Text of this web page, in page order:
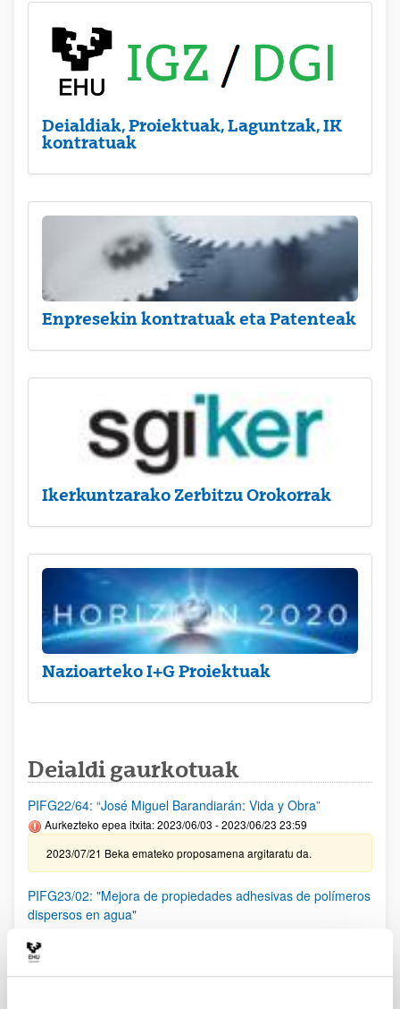
Deialdiak, Proiektuak, Laguntzak, IK
kontratuak
Enpresekin kontratuak eta Patenteak
Ikerkuntzarako Zerbitzu Orokorrak
Nazioarteko I+G Proiektuak
Deialdi gaurkotuak
PIFG22/64: “José Miguel Barandiarán: Vida y Obra”
Aurkezteko epea itxita: 2023/06/03 - 2023/06/23 23:59
2023/07/21 Beka emateko proposamena argitaratu da.
PIFG23/02: "Mejora de propiedades adhesivas de polímeros
dispersos en agua"